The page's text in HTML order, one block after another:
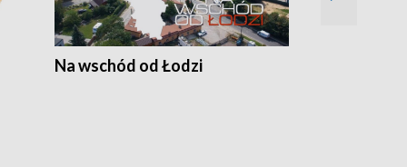
Na wschód od Łodzi